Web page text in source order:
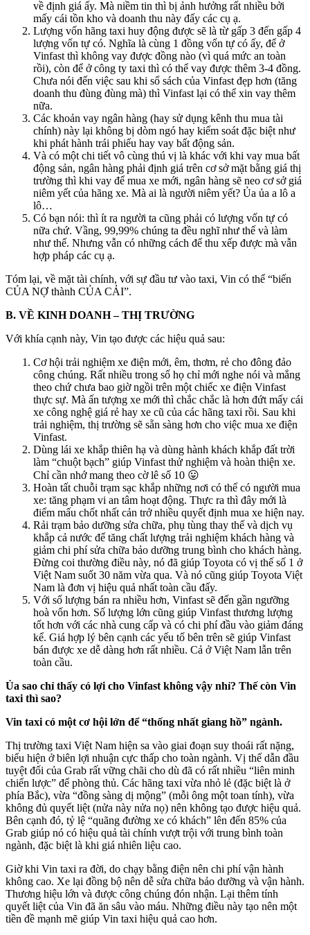
về định giá ấy. Mà niềm tin thì bị ảnh hưởng rất nhiều bởi
mấy cái tồn kho và doanh thu này đấy các cụ ạ.
Lượng vốn hãng taxi huy động được sẽ là từ gấp 3 đến gấp 4
lượng vốn tự có. Nghĩa là cùng 1 đồng vốn tự có ấy, để ở
Vinfast thì không vay được đồng nào (vì quá mức an toàn
rồi), còn để ở công ty taxi thì có thể vay được thêm 3-4 đồng.
Chưa nói đến việc sau khi sổ sách của Vinfast đẹp hơn (tăng
doanh thu đùng đùng mà) thì Vinfast lại có thể xin vay thêm
nữa.
Các khoản vay ngân hàng (hay sử dụng kênh thu mua tài
chính) này lại không bị dòm ngó hay kiểm soát đặc biệt như
khi phát hành trái phiếu hay vay bất động sản.
Và có một chi tiết vô cùng thú vị là khác với khi vay mua bất
động sản, ngân hàng phải định giá trên cơ sở mặt bằng giá thị
trường thì khi vay để mua xe mới, ngân hàng sẽ neo cơ sở giá
niêm yết của hãng xe. Mà ai là người niêm yết? Ủa ủa a lô a
lô…
Có bạn nói: thì ít ra người ta cũng phải có lượng vốn tự có
nữa chứ. Vầng, 99,99% chúng ta đều nghĩ như thế và làm
như thế. Nhưng vẫn có những cách để thu xếp được mà vẫn
hợp pháp các cụ ạ.
Tóm lại, về mặt tài chính, với sự đầu tư vào taxi, Vin có thể “biến
CỦA NỢ thành CỦA CẢI”.
B. VỀ KINH DOANH – THỊ TRƯỜNG
Với khía cạnh này, Vin tạo được các hiệu quả sau:
Cơ hội trải nghiệm xe điện mới, êm, thơm, rẻ cho đông đảo
công chúng. Rất nhiều trong số họ chỉ mới nghe nói và mắng
theo chứ chưa bao giờ ngồi trên một chiếc xe điện Vinfast
thực sự. Mà ấn tượng xe mới thì chắc chắc là hơn đứt mấy cái
xe công nghệ giá rẻ hay xe cũ của các hãng taxi rồi. Sau khi
trải nghiệm, thị trường sẽ sẵn sàng hơn cho việc mua xe điện
Vinfast.
Dùng lái xe khắp thiên hạ và dùng hành khách khắp đất trời
làm “chuột bạch” giúp Vinfast thử nghiệm và hoàn thiện xe.
Chỉ cần nhớ mang theo cờ lê số 10 😛
Hoàn tất chuỗi trạm sạc khắp những nơi có thể có người mua
xe: tăng phạm vi an tâm hoạt động. Thực ra thì đây mới là
điểm mấu chốt nhất cản trở nhiều quyết định mua xe hiện nay.
Rải trạm bảo dưỡng sửa chữa, phụ tùng thay thế và dịch vụ
khắp cả nước để tăng chất lượng trải nghiệm khách hàng và
giảm chi phí sửa chữa bảo dưỡng trung bình cho khách hàng.
Đừng coi thường điều này, nó đã giúp Toyota có vị thế số 1 ở
Việt Nam suốt 30 năm vừa qua. Và nó cũng giúp Toyota Việt
Nam là đơn vị hiệu quả nhất toàn cầu đấy.
Với số lượng bán ra nhiều hơn, Vinfast sẽ đến gần ngưỡng
hoà vốn hơn. Số lượng lớn cũng giúp Vinfast thương lượng
tốt hơn với các nhà cung cấp và có chi phí đầu vào giảm đáng
kể. Giá hợp lý bên cạnh các yếu tố bên trên sẽ giúp Vinfast
bán được xe dễ dàng hơn rất nhiều. Cả ở Việt Nam lẫn trên
toàn cầu.
Ủa sao chỉ thấy có lợi cho Vinfast không vậy nhỉ? Thế còn Vin
taxi thì sao?
Vin taxi có một cơ hội lớn để “thống nhất giang hồ” ngành.
Thị trường taxi Việt Nam hiện sa vào giai đoạn suy thoái rất nặng,
biểu hiện ở biên lợi nhuận cực thấp cho toàn ngành. Vị thế dẫn đầu
tuyệt đối của Grab rất vững chãi cho dù đã có rất nhiều “liên minh
chiến lược” để phòng thủ. Các hãng taxi vừa nhỏ lẻ (đặc biệt là ở
phía Bắc), vừa “đồng sàng dị mộng” (mỗi ông một toan tính), vừa
không đủ quyết liệt (nửa này nửa nọ) nên không tạo được hiệu quả.
Bên cạnh đó, tỷ lệ “quãng đường xe có khách” lên đến 85% của
Grab giúp nó có hiệu quả tài chính vượt trội với trung bình toàn
ngành, đặc biệt là khi giá nhiên liệu cao.
Giờ khi Vin taxi ra đời, do chạy bằng điện nên chi phí vận hành
không cao. Xe lại đồng bộ nên dễ sửa chữa bảo dưỡng và vận hành.
Thương hiệu lớn và được công chúng đón nhận. Lại thêm tính
quyết liệt của Vin đã ăn sâu vào máu. Những điều này tạo nên một
tiền đề mạnh mẽ giúp Vin taxi hiệu quả cao hơn.